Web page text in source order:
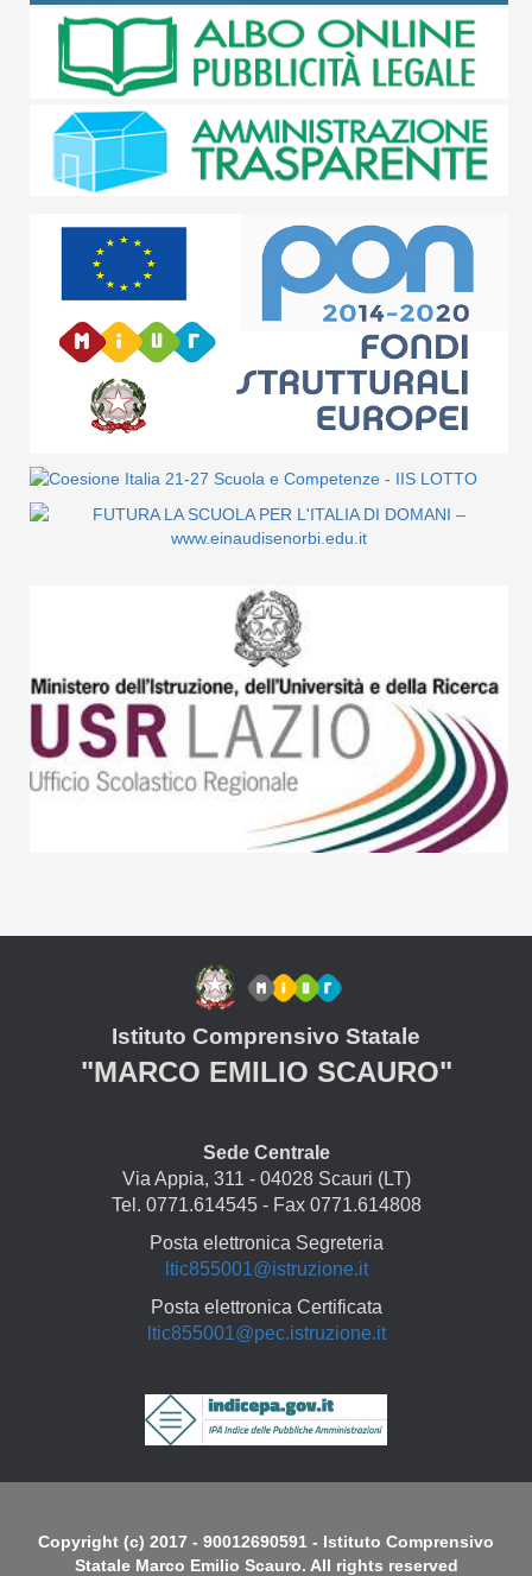
Istituto Comprensivo Statale
"MARCO EMILIO SCAURO"
Sede Centrale
Via Appia, 311 - 04028 Scauri (LT)
Tel. 0771.614545 - Fax 0771.614808
Posta elettronica Segreteria
ltic855001@istruzione.it
Posta elettronica Certificata
ltic855001@pec.istruzione.it
Copyright (c) 2017 - 90012690591 - Istituto Comprensivo
Statale Marco Emilio Scauro. All rights reserved